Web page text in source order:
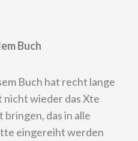
Buch
Buch hat recht lange
wieder das Xte
das in alle
eingereiht werden